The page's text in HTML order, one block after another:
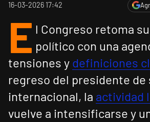
16-03-2026 17:42
E l Congreso retoma
político con una
tensiones y definiciones
regreso del presidente de
internacional, la actividad
vuelve a intensificarse y